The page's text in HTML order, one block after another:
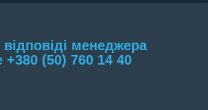
менеджера
(50) 760 14 40